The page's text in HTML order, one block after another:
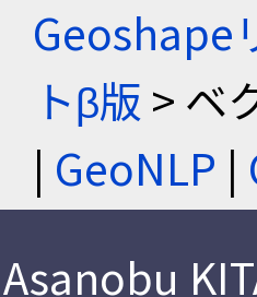
Geoshape
トβ版 > ベ
| GeoNLP |
Asanobu